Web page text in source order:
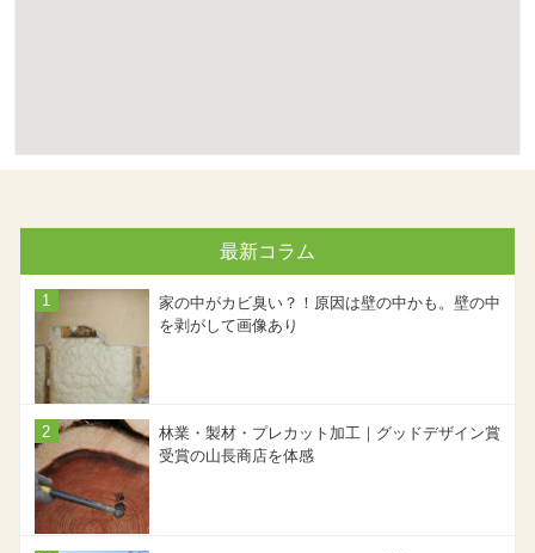
最新コラム
家の中がカビ臭い？！原因は壁の中かも。壁の中
を剥がして画像あり
林業・製材・プレカット加工｜グッドデザイン賞
受賞の山長商店を体感